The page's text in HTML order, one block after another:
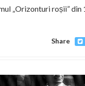
„Orizonturi roșii” din
Share